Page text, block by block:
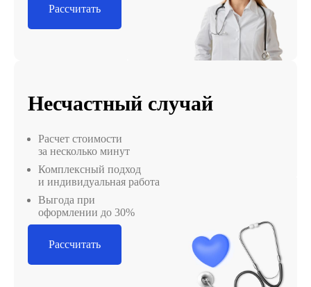
Рассчитать
Несчастный случай
Расчет стоимости
за несколько минут
Комплексный подход
и индивидуальная работа
Выгода при
оформлении до 30%
Рассчитать